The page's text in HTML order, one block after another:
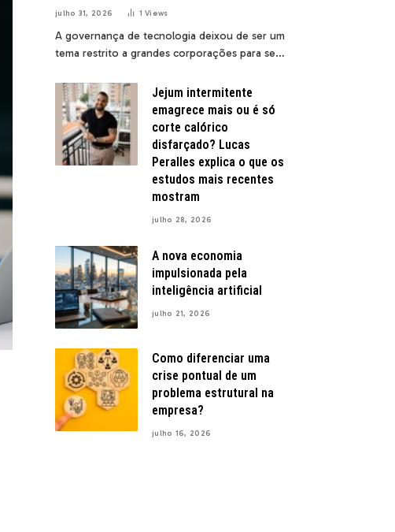
julho 31, 2026 1Views
A governança de tecnologia deixou de ser um
tema restrito a grandes corporações para se…
Jejum intermitente
emagrece mais ou é só
corte calórico
disfarçado? Lucas
Peralles explica o que os
estudos mais recentes
mostram
julho 28, 2026
A nova economia
impulsionada pela
inteligência artificial
julho 21, 2026
Como diferenciar uma
crise pontual de um
problema estrutural na
empresa?
julho 16, 2026